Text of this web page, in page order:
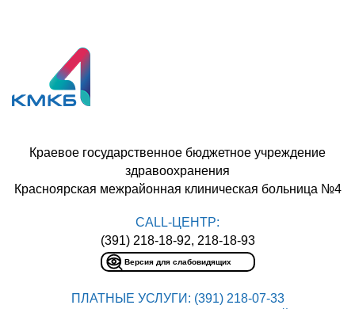
CALL-ЦЕНТР:
(391) 218-18-92, 218-18-93
Версия для слабовидящих
Краевое государственное бюджетное учреждение
здравоохранения
Красноярская межрайонная клиническая больница №4
ПЛАТНЫЕ УСЛУГИ: (391) 218-07-33